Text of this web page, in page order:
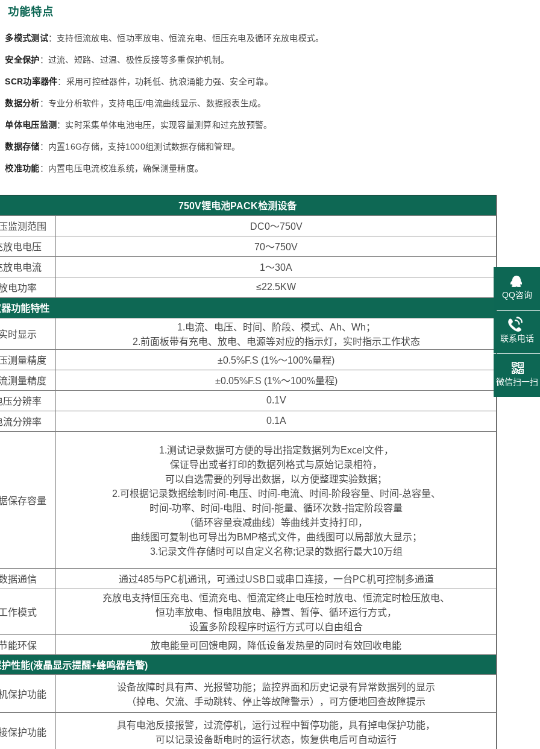
功能特点
多模式测试：支持恒流放电、恒功率放电、恒流充电、恒压充电及循环充放电模式。
安全保护：过流、短路、过温、极性反接等多重保护机制。
SCR功率器件：采用可控硅器件，功耗低、抗浪涌能力强、安全可靠。
数据分析：专业分析软件，支持电压/电流曲线显示、数据报表生成。
单体电压监测 ：实时采集单体电池电压，实现容量测算和过充放预警。
数据存储：内置16G存储，支持1000组测试数据存储和管理。
校准功能：内置电压电流校准系统，确保测量精度。
750V锂电池PACK检测设备
监测范围
DC0～750V
放电电压
70～750V
放电电流
1～30A
电功率
≤22.5KW
功能特性
时显示
1.电流、电压、时间、阶段、模式、Ah、Wh；
2.前面板带有充电、放电、电源等对应的指示灯，实时指示工作状态
测量精度
±0.5%F.S (1%～100%量程)
测量精度
±0.05%F.S (1%～100%量程)
压分辨率
0.1V
流分辨率 0.1A
保存容量
1.测试记录数据可方便的导出指定数据列为Excel文件，
保证导出或者打印的数据列格式与原始记录相符，
可以自选需要的列导出数据， 以方便整理实验数据；
2.可根据记录数据绘制时间-电压、时间-电流、时间-阶段容量、时间-总容量、
时间-功率、时间-电阻、时间-能量、循环次数-指定阶段容量
（循环容量衰减曲线）等曲线并支持打印，
曲线图可复制也可导出为BMP格式文件，曲线图可以局部放大显示；
3.记录文件存储时可以自定义名称;记录的数据行最大10万组
据通信 通过485与PC机通讯，可通过USB口或串口连接，一台PC机可控制多通道
作模式
充放电支持恒压充电、恒流充电、恒流定终止电压检时放电、恒流定时检压放电、
恒功率放电、恒电阻放电、静置、暂停、循环运行方式，
设置多阶段程序时运行方式可以自由组合
能环保
放电能量可回馈电网，降低设备发热量的同时有效回收电能
性能(液晶显示提醒+蜂鸣器告警)
保护功能
设备故障时具有声、光报警功能；监控界面和历史记录有异常数据列的显示
（掉电、欠流、手动跳转、停止等故障警示），可方便地回查故障提示
保护功能
具有电池反接报警，过流停机，运行过程中暂停功能，具有掉电保护功能，
可以记录设备断电时的运行状态，恢复供电后可自动运行
QQ咨询
联系电话
微信扫一扫